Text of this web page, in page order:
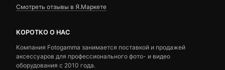
Смотреть отзывы в Я.Маркете
КОРОТКО О НАС
Компания Fotogamma занимается поставкой и продажей
аксессуаров для профессионального фото- и видео
оборудования с 2010 года.